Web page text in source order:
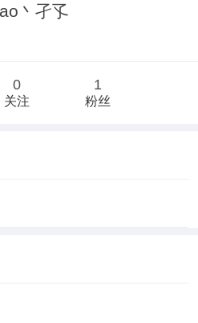
丶孑孓
0
关注
1
粉丝